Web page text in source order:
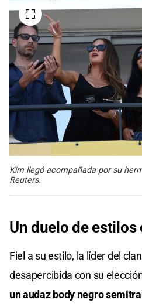
Kim llegó acompañada por su
Reuters.
Un duelo de estilos
Fiel a su estilo, la líder del
desapercibida con su
un audaz body negro